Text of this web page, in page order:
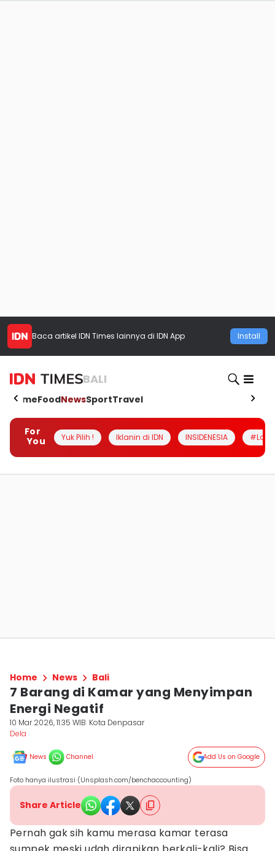
Baca artikel IDN Times lainnya di IDN App Install
BALI
HomeFoodNewsSportTravel
For
You
Yuk Pilih ! Iklanin di IDN INSIDENESIA
Home News Bali
7 Barang di Kamar yang Menyimpan
Energi Negatif
10 Mar 2026, 11:35 WIB Kota Denpasar
Dela ‎
News Channel Add Us on Google
Foto hanya ilustrasi (Unsplash.com/benchaccounting)
Share Article
Pernah gak sih kamu merasa kamar terasa